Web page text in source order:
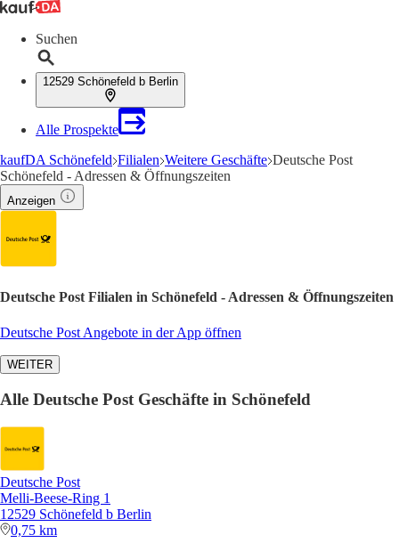
Suchen
12529 Schönefeld b Berlin
Alle Prospekte
kaufDA Schönefeld Filialen Weitere Geschäfte Deutsche Post
Schönefeld - Adressen & Öffnungszeiten
Anzeigen
Deutsche Post Filialen in Schönefeld - Adressen & Öffnungszeiten
Deutsche Post Angebote in der App öffnen
WEITER
Alle Deutsche Post Geschäfte in Schönefeld
Deutsche Post
Melli-Beese-Ring 1
12529 Schönefeld b Berlin
0,75 km